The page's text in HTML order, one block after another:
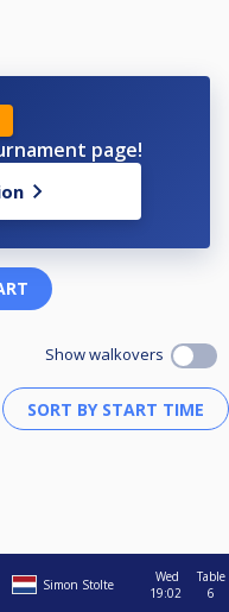
page!
Show walkovers
Simon Stolte
Wed
19:02
Table
6